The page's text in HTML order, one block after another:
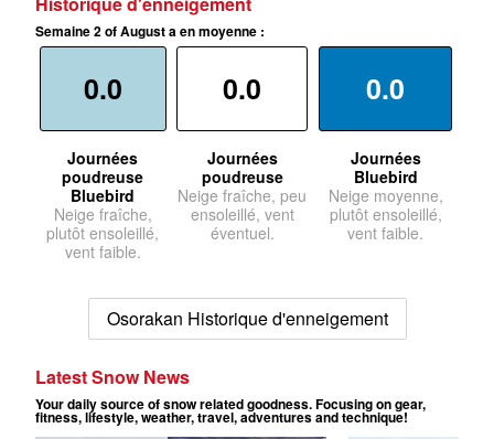
Semaine 2 of August a en moyenne :
0.0
Journées
poudreuse
Bluebird
Neige fraîche,
plutôt ensoleillé,
vent faible.
0.0
Journées
poudreuse
Neige fraîche, peu
ensoleillé, vent
éventuel.
0.0
Journées
Bluebird
Neige moyenne,
plutôt ensoleillé,
vent faible.
Osorakan Historique d'enneigement